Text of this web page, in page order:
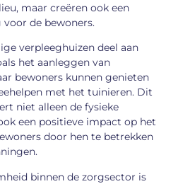
maar creëren ook een
de bewoners.
verpleeghuizen deel aan
het aanleggen van
bewoners kunnen genieten
met het tuinieren. Dit
niet alleen de fysieke
een positieve impact op het
door hen te betrekken
binnen de zorgsector is